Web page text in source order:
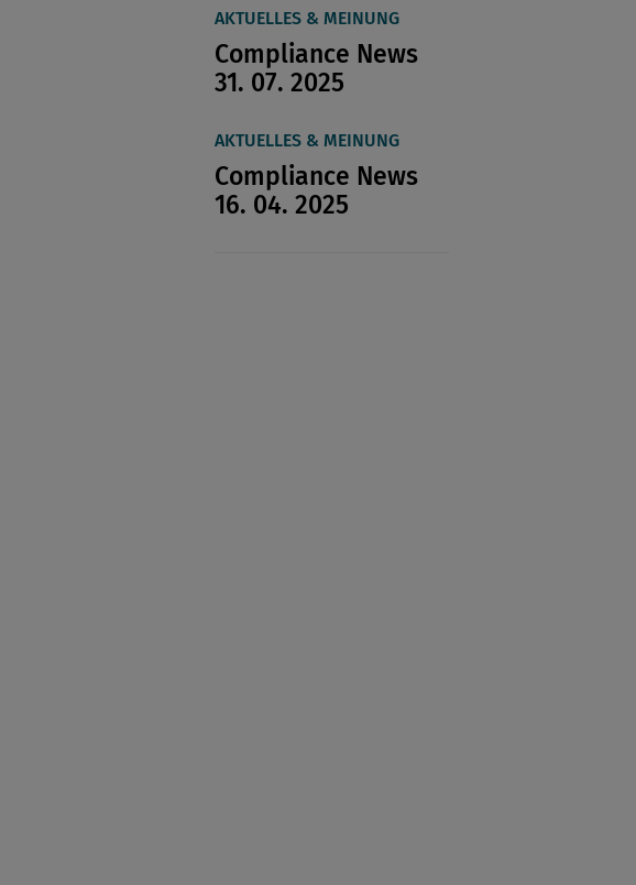
AKTUELLES & MEINUNG
Compliance News
31. 07. 2025
AKTUELLES & MEINUNG
Compliance News
16. 04. 2025